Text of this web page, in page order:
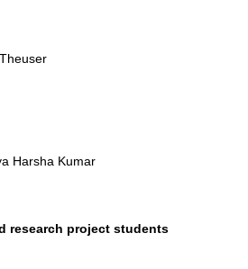
Harsha Kumar
research project students